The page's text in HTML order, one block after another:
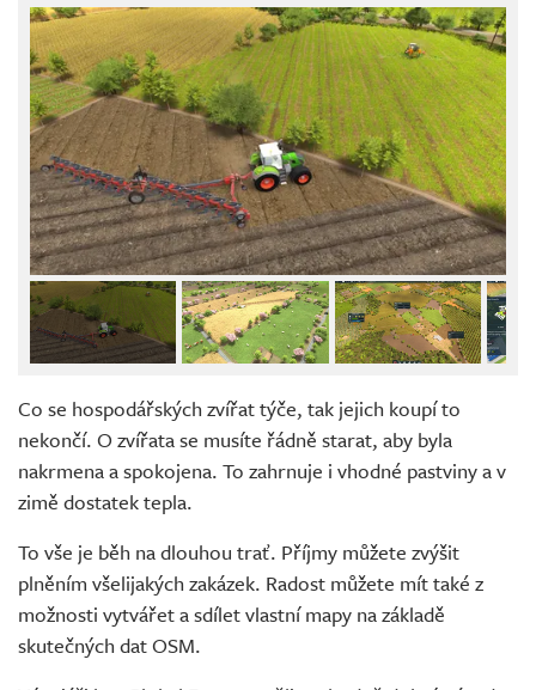
Co se hospodářských zvířat týče, tak jejich koupí to
nekončí. O zvířata se musíte řádně starat, aby byla
nakrmena a spokojena. To zahrnuje i vhodné pastviny a v
zimě dostatek tepla.
To vše je běh na dlouhou trať. Příjmy můžete zvýšit
plněním všelijakých zakázek. Radost můžete mít také z
možnosti vytvářet a sdílet vlastní mapy na základě
skutečných dat OSM.